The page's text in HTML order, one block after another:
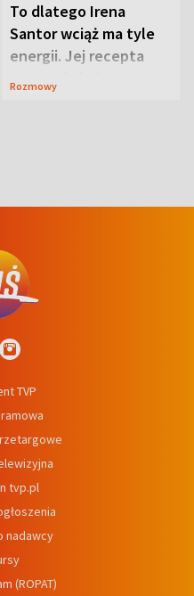
To dlatego Irena
Santor wciąż ma tyle
energii. Jej recepta
jest zaskakująco
Rozmowy
TVP
tvp.pl
nadawcy
(ROPAT)